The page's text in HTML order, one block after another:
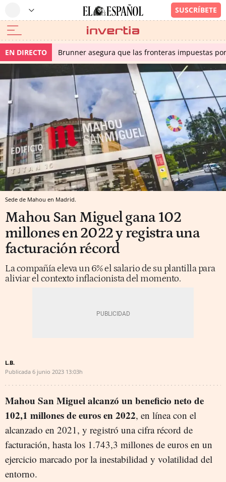
EN DIRECTO Brunner asegura que las fronteras impuestas
Sede de Mahou en Madrid.
Mahou San Miguel gana 102
millones en 2022 y registra una
facturación récord
La compañía eleva un 6% el salario de su plantilla para
aliviar el contexto inflacionista del momento.
L.B.
Publicada 6 junio 2023 13:03h
Mahou San Miguel alcanzó un beneficio neto de
102,1 millones de euros en 2022, en línea con el
alcanzado en 2021, y registró una cifra récord de
facturación, hasta los 1.743,3 millones de euros en un
ejercicio marcado por la inestabilidad y volatilidad del
entorno.